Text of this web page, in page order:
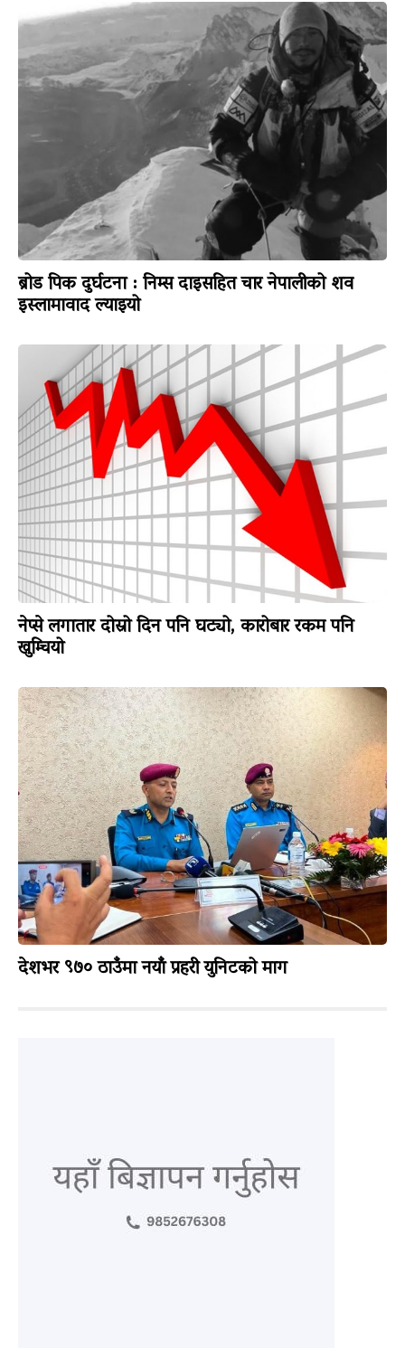
ब्रोड पिक दुर्घटना : निम्स दाइसहित चार नेपालीको शव
इस्लामावाद ल्याइयो
नेप्से लगातार दोस्रो दिन पनि घट्यो, कारोबार रकम पनि
खुम्चियो
देशभर ९७० ठाउँमा नयाँ प्रहरी युनिटको माग